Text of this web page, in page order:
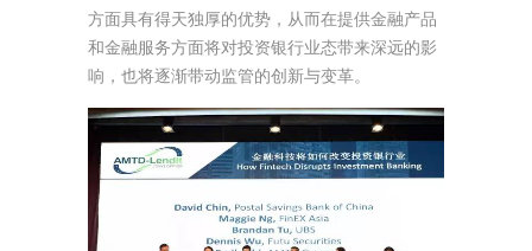
方面具有得天独厚的优势，从而在提供金融产品
和金融服务方面将对投资银行业态带来深远的影
响，也将逐渐带动监管的创新与变革。